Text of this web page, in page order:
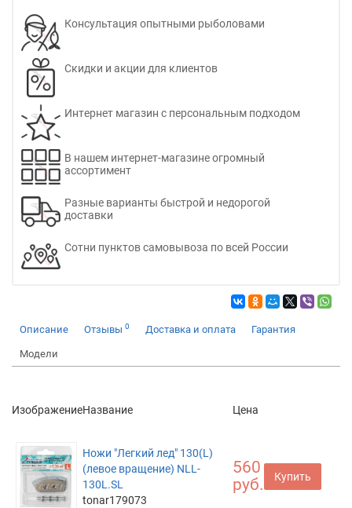
Консультация опытными рыболовами
Скидки и акции для клиентов
Интернет магазин с персональным подходом
В нашем интернет-магазине огромный
ассортимент
Разные варианты быстрой и недорогой
доставки
Сотни пунктов самовывоза по всей России
Описание Отзывы 0 Доставка и оплата Гарантия
Модели
ИзображениеНазвание Цена
Ножи "Легкий лед" 130(L)
(левое вращение) NLL-
130L.SL
tonar179073
560
руб.
Купить